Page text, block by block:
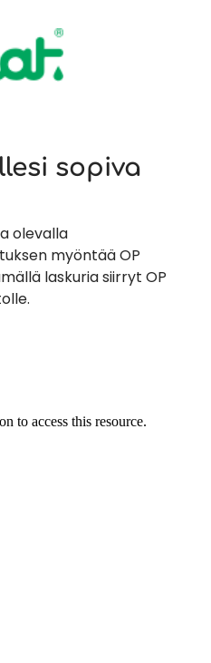
sopiva
olevalla
myöntää OP
laskuria siirryt OP